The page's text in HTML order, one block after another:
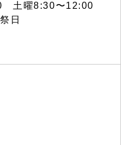
土曜8:30〜12:00
日